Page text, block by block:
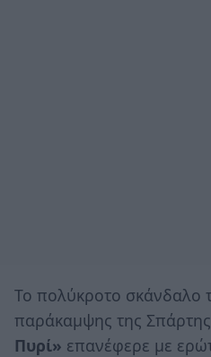
Το πολύκροτο σκάνδαλο
παράκαμψης της Σπάρτης
Πυρί» επανέφερε με